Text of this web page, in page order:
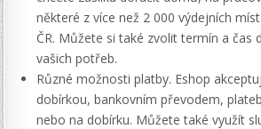
některé z více než 2 000 výdejních
ČR. Můžete si také zvolit termín a čas
vašich potřeb.
Různé možnosti platby. Eshop
dobírkou, bankovním převodem,
nebo na dobírku. Můžete také využít